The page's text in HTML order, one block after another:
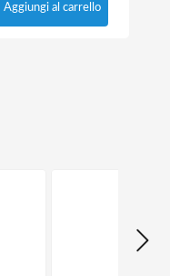
Aggiungi al carrello